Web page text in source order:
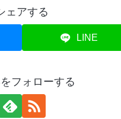
ェアする
LINE
フォローする